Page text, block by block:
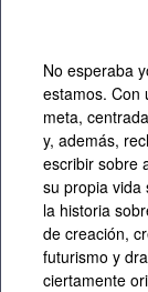
No esperaba
estamos. Con
meta,
y, además,
escribir sobre
su propia vida
la historia
de creación,
futurismo y
ciertamente